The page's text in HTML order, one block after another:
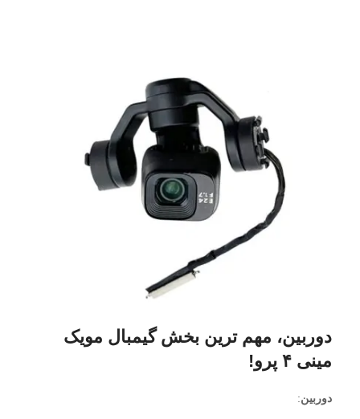
دوربین، مهم ترین بخش گیمبال مویک
مینی ۴ پرو!
دوربین: